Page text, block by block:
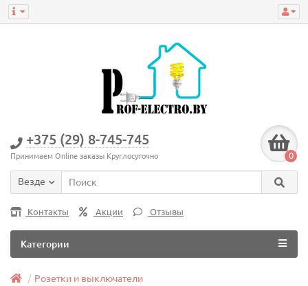
+375 (29) 8-745-745
Принимаем Online заказы Круглосуточно 0
Везде
Контакты Акции Отзывы
Категории
Розетки и выключатели